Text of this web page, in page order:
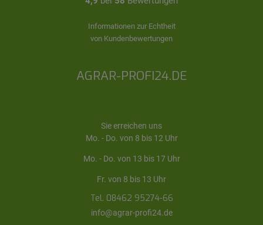
Informationen zur Echtheit
von Kundenbewertungen
AGRAR-PROFI24.DE
Sie erreichen uns
Mo. - Do. von 8 bis 12 Uhr
Mo. - Do. von 13 bis 17 Uhr
Fr. von 8 bis 13 Uhr
Tel. 08462 95274-66
info@agrar-profi24.de